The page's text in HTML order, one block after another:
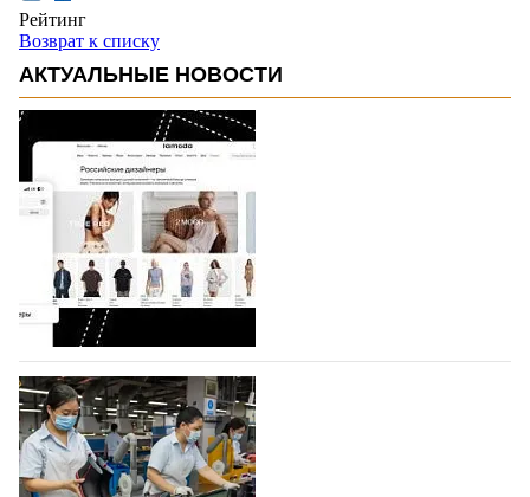
Рейтинг
Возврат к списку
АКТУАЛЬНЫЕ НОВОСТИ
На платформе Lamoda - новый раздел и
условия продвижения локальных
дизайнерских марок